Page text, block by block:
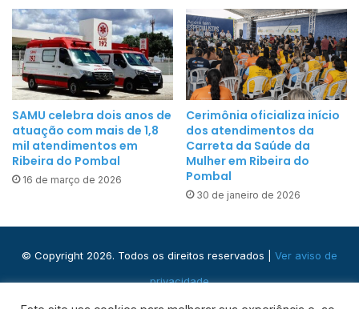
a
g
r
a
d
e
o
f
i
a
e
m
a
j
á
a
t
e
n
d
e
s
SAMU celebra dois anos de
atuação com mais de 1,8
mil atendimentos em
Ribeira do Pombal
16 de março de 2026
Cerimônia oficializa início
dos atendimentos da
Carreta da Saúde da
Mulher em Ribeira do
Pombal
30 de janeiro de 2026
© Copyright 2026. Todos os direitos reservados | Ver aviso de
privacidade
Praça José Domingos, s/n - Centro, Ribeira do Pombal - BA,